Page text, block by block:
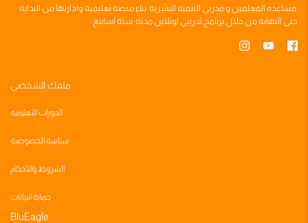
مساعده المعلمين ومدربي التنميه البشريه بناءمنصه تعليميه وادارتها من البدايه
حتى النهايه من خلال برنامج تدريبي اونلاين مدته سته اسابيع
ملفك الشخصي
الدورات التعليمية
سياسة الخصوصية
الشروط والأحكام
حماية البيانات
BluEagle